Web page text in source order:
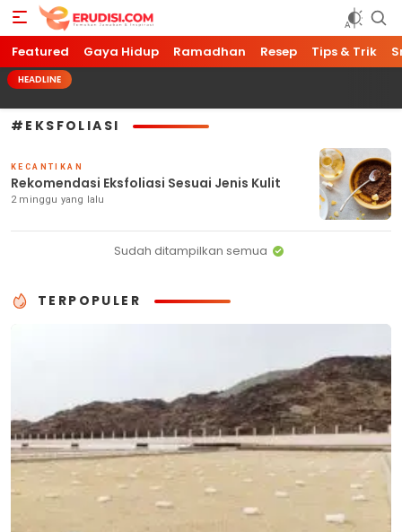
Erudisi
Temukan Jawaban dan Inspirasi
Featured Gaya Hidup Ramadhan Resep Tips & Trik
HEADLINE
#EKSFOLIASI
KECANTIKAN
Rekomendasi Eksfoliasi Sesuai Jenis Kulit
2 minggu yang lalu
Sudah ditampilkan semua
TERPOPULER